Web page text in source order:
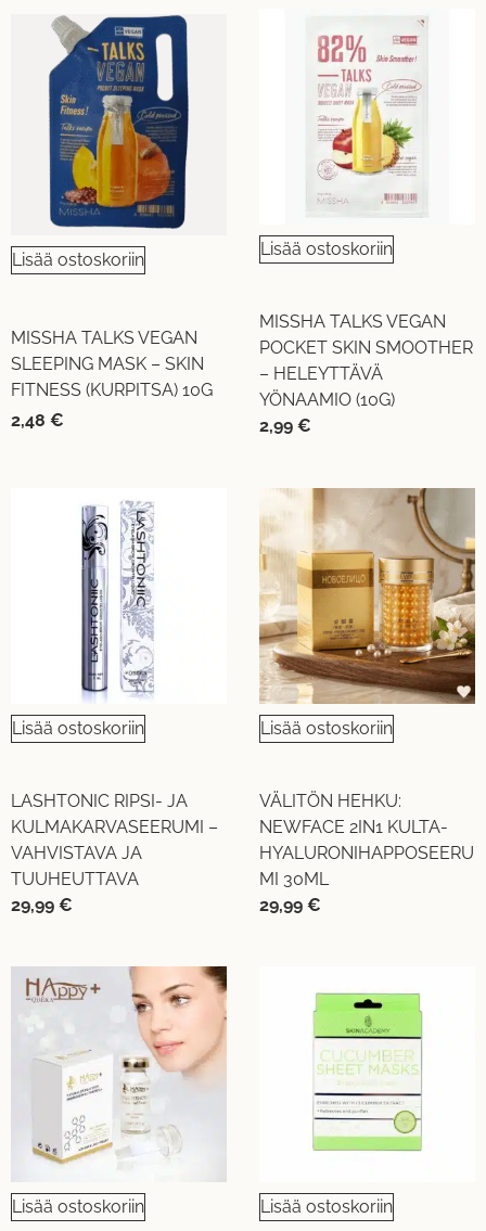
Lisää ostoskoriin
MISSHA TALKS VEGAN
SLEEPING MASK – SKIN
FITNESS (KURPITSA) 10G
2,48 €
Lisää ostoskoriin
MISSHA TALKS VEGAN
POCKET SKIN SMOOTHER
– HELEYTTÄVÄ
YÖNAAMIO (10G)
2,99 €
Lisää ostoskoriin
LASHTONIC RIPSI- JA
KULMAKARVASEERUMI –
VAHVISTAVA JA
TUUHEUTTAVA
29,99 €
Lisää ostoskoriin
VÄLITÖN HEHKU:
NEWFACE 2IN1 KULTA-
HYALURONIHAPPOSEERU
MI 30ML
29,99 €
Lisää ostoskoriin Lisää ostoskoriin